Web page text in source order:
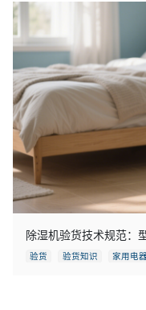
除湿机验货技术规范：
验货 验货知识 家用电器